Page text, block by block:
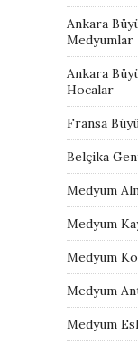
Ankara
Medyumlar
Ankara
Hocalar
Fransa
Belçika
Medyum
Medyum
Medyum
Medyum
Medyum